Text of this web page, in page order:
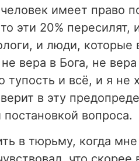
имеет право
эти 20%
и люди,
вера в Бога, не
и всё, и я
в эту
вопроса.
в тюрьму, когда